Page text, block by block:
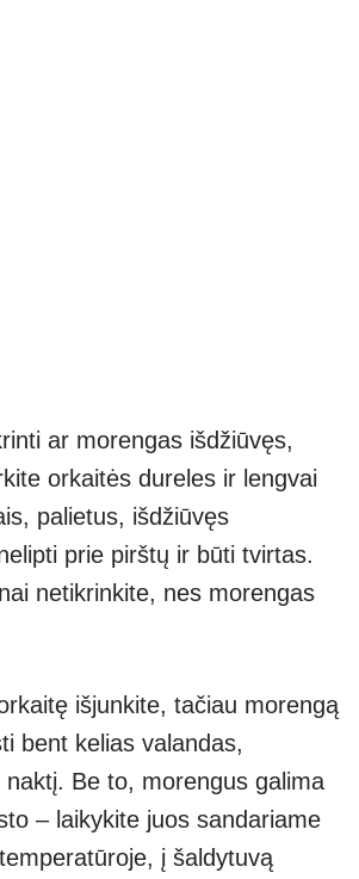
ar morengas išdžiūvęs,
orkaitės dureles ir lengvai
palietus, išdžiūvęs
prie pirštų ir būti tvirtas.
netikrinkite, nes morengas
išjunkite, tačiau morengą
bent kelias valandas,
Be to, morengus galima
– laikykite juos sandariame
į šaldytuvą